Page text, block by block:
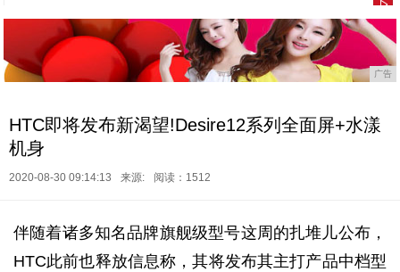
广告
HTC即将发布新渴望!Desire12系列全面屏+水漾
机身
2020-08-30 09:14:13 来源: 阅读：1512
伴随着诸多知名品牌旗舰级型号这周的扎堆儿公布，
HTC此前也释放信息称，其将发布其主打产品中档型